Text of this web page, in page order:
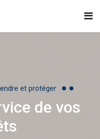
et protéger
de vos